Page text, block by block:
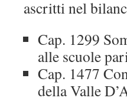
ascritti nel
Cap. 1299
alle scuole
Cap. 1477
della Valle